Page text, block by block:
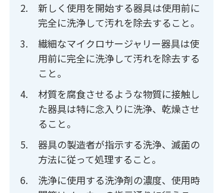
新しく使用を開始する器具は使用前に
完全に洗浄して汚れを除去すること。
繊細なマイクロサージャリー器具は使
用前に完全に洗浄して汚れを除去する
こと。
材質を腐食させるような物質に接触し
た器具は特に念入りに洗浄、乾燥させ
ること。
器具の製造者が指示する洗浄、滅菌の
方法に従って処理すること。
洗浄に使用する洗浄剤の濃度、使用時